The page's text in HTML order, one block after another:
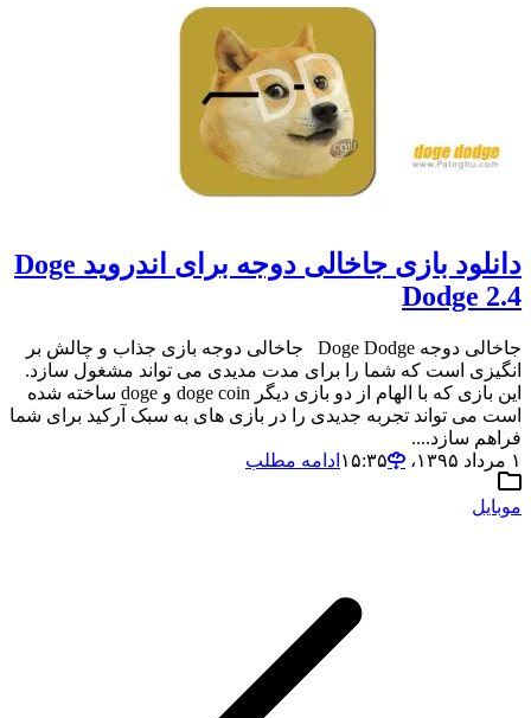
دانلود بازی جاخالی دوجه برای اندروید Doge
Dodge 2.4
جاخالی دوجه Doge Dodge جاخالی دوجه بازی جذاب و چالش بر
انگیزی است که شما را برای مدت مدیدی می تواند مشغول سازد.
این بازی که با الهام از دو بازی دیگر doge coin و doge ساخته شده
است می تواند تجربه جدیدی را در بازی های به سبک آرکید برای شما
فراهم سازد....
۱ مرداد ۱۳۹۵،‏ ۱۵:۳۵
ادامه مطلب
موبایل